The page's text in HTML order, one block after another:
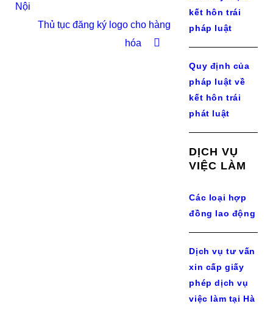
Nội
Thủ tục đăng ký logo cho hàng
hóa
kết hôn trái
pháp luật
Quy định của
pháp luật về
kết hôn trái
phát luật
DỊCH VỤ
VIỆC LÀM
Các loại hợp
đồng lao động
Dịch vụ tư vấn
xin cấp giấy
phép dịch vụ
việc làm tại Hà